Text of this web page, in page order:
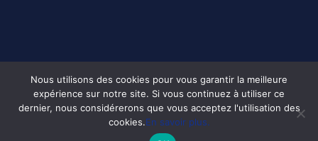
Copyright © 2026 Changer ma vie pour réussir ma vie
Nous utilisons des cookies pour vous garantir la meilleure
expérience sur notre site. Si vous continuez à utiliser ce
dernier, nous considérerons que vous acceptez l'utilisation des
cookies.En savoir plus.